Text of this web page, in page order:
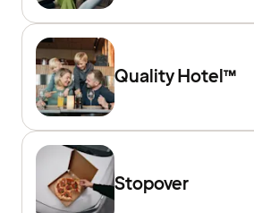
Quality Hotel™
Stopover